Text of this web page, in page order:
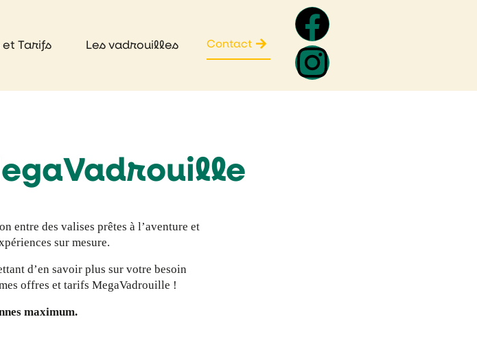
Tarifs Les vadrouilles Contact
entre des valises prêtes à l’aventure et
sur mesure.
d’en savoir plus sur votre besoin
offres et tarifs MegaVadrouille !
maximum.